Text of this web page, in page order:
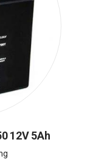
12V 5Ah